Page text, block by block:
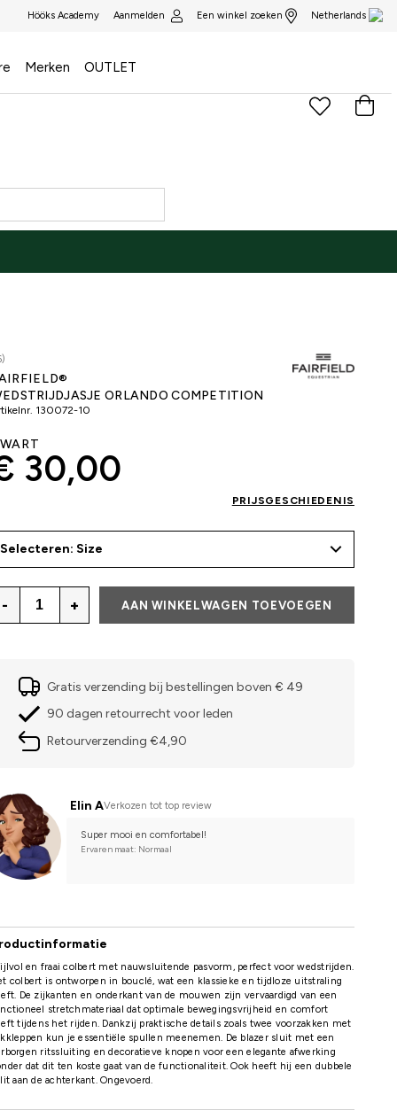
Hööks Academy Aanmelden Een winkel zoeken Netherlands
Merken OUTLET
ORLANDO COMPETITION
130072-10
30,00
PRIJSGESCHIEDENIS
Selecteren: Size
- + AAN WINKELWAGEN TOEVOEGEN
Gratis verzending bij bestellingen boven € 49
90 dagen retourrecht voor leden
Retourverzending €4,90
Elin AVerkozen tot top review
Super mooi en comfortabel!
Ervaren maat: Normaal
en fraai colbert met nauwsluitende pasvorm, perfect voor wedstrijden.
colbert is ontworpen in bouclé, wat een klassieke en tijdloze uitstraling
De zijkanten en onderkant van de mouwen zijn vervaardigd van een
stretchmateriaal dat optimale bewegingsvrijheid en comfort
tijdens het rijden. Dankzij praktische details zoals twee voorzakken met
kun je essentiële spullen meenemen. De blazer sluit met een
ritssluiting en decoratieve knopen voor een elegante afwerking
dat dit ten koste gaat van de functionaliteit. Ook heeft hij een dubbele
aan de achterkant. Ongevoerd.